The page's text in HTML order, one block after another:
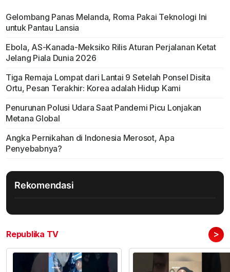
Gelombang Panas Melanda, Roma Pakai Teknologi Ini
untuk Pantau Lansia
Ebola, AS-Kanada-Meksiko Rilis Aturan Perjalanan Ketat
Jelang Piala Dunia 2026
Tiga Remaja Lompat dari Lantai 9 Setelah Ponsel Disita
Ortu, Pesan Terakhir: Korea adalah Hidup Kami
Penurunan Polusi Udara Saat Pandemi Picu Lonjakan
Metana Global
Angka Pernikahan di Indonesia Merosot, Apa
Penyebabnya?
Rekomendasi
Republika TV >